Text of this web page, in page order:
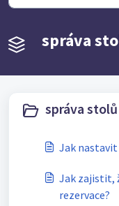
správa
správa
Jak
Jak zajistit,
rezervace?